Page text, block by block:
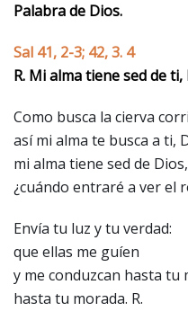
Palabra de Dios.
Sal 41, 2-3; 42, 3. 4
R. Mi alma tiene sed de ti,
Como busca la cierva
así mi alma te busca a ti,
mi alma tiene sed de
¿cuándo entraré a ver el
Envía tu luz y tu verdad:
que ellas me guíen
y me conduzcan hasta tu
hasta tu morada. R.